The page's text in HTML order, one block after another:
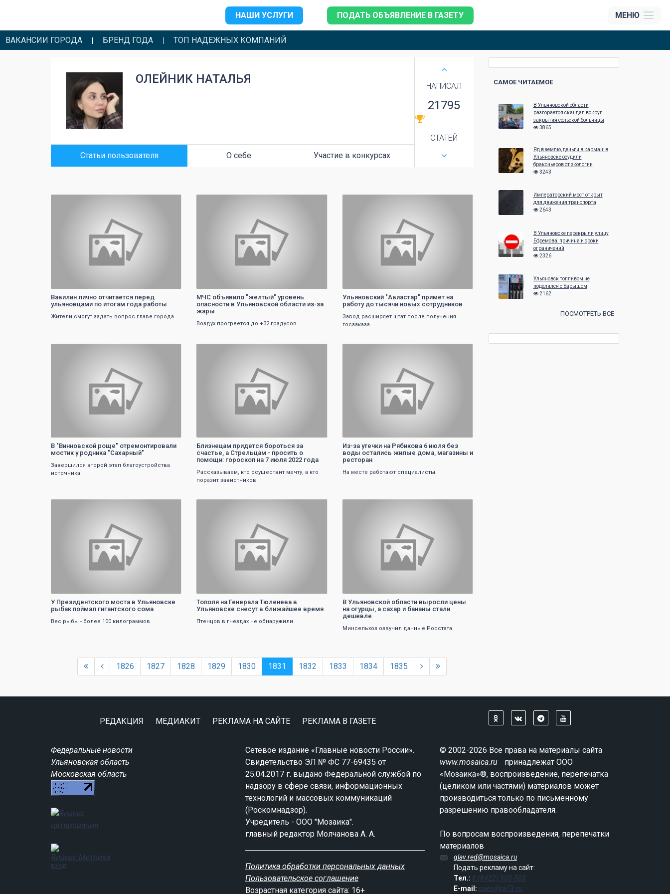
НАШИ УСЛУГИ ПОДАТЬ ОБЪЯВЛЕНИЕ В ГАЗЕТУ МЕНЮ
ВАКАНСИИ ГОРОДА БРЕНД ГОДА ТОП НАДЕЖНЫХ КОМПАНИЙ
НАПИСАЛ
21795
СТАТЕЙ
ОЛЕЙНИК НАТАЛЬЯ
Статьи пользователя О себе Участие в конкурсах
Вавилин лично отчитается перед
ульяновцами по итогам года работы
Жители смогут задать вопрос главе города
МЧС объявило "желтый" уровень
опасности в Ульяновской области из-за
жары
Воздух прогреется до +32 градусов
Ульяновский "Авиастар" примет на
работу до тысячи новых сотрудников
Завод расширяет штат после получения
госзаказа
В "Винновской роще" отремонтировали
мостик у родника "Сахарный"
Завершился второй этап благоустройства
источника
Близнецам придется бороться за
счастье, а Стрельцам - просить о
помощи: гороскоп на 7 июля 2022 года
Рассказываем, кто осуществит мечту, а кто
поразит завистников
Из-за утечки на Рябикова 6 июля без
воды остались жилые дома, магазины и
ресторан
На месте работают специалисты
У Президентского моста в Ульяновске
рыбак поймал гигантского сома
Вес рыбы - более 100 килограммов
Тополя на Генерала Тюленева в
Ульяновске снесут в ближайшее время
Птенцов в гнездах не обнаружили
В Ульяновской области выросли цены
на огурцы, а сахар и бананы стали
дешевле
Минсельхоз озвучил данные Росстата
1826 1827 1828 1829 1830 1831 1832 1833 1834 1835
САМОЕ ЧИТАЕМОЕ
В Ульяновской области
разгорается скандал вокруг
закрытия сельской больницы
3865
Яд в землю, деньги в карман: в
Ульяновске осудили
браконьеров от экологии
3243
Императорский мост открыт
для движения транспорта
2643
В Ульяновске перекрыли улицу
Ефремова: причина и сроки
ограничений
2326
Ульяновск топливом не
поделился с Барышом
2162
ПОСМОТРЕТЬ ВСЕ
РЕДАКЦИЯ МЕДИАКИТ РЕКЛАМА НА САЙТЕ РЕКЛАМА В ГАЗЕТЕ
Федеральные новости
Ульяновская область
Московская область
вход
Сетевое издание «Главные новости России».
Свидетельство ЭЛ № ФС 77-69435 от
25.04.2017 г. выдано Федеральной службой по
надзору в сфере связи, информационных
технологий и массовых коммуникаций
(Роскомнадзор).
Учредитель - ООО "Мозаика".
главный редактор Молчанова А. А.
Политика обработки персональных данных
Пользовательское соглашение
Возрастная категория сайта: 16+
© 2002-2026 Все права на материалы сайта
www.mosaica.ru
принадлежат ООО
«Мозаика»®, воспроизведение, перепечатка
(целиком или частями) материалов может
производиться только по письменному
разрешению правообладателя.
По вопросам воспроизведения, перепечатки
материалов
glav.red@mosaica.ru
Подать рекламу на сайт:
Тел.: 8 (8422) 505-503
E-mail: sales@ra73.ru